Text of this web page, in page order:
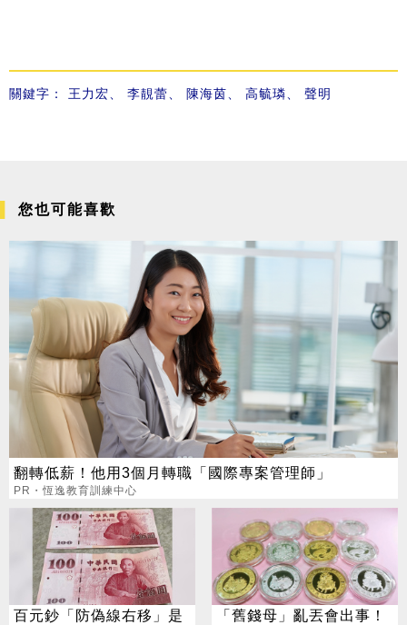
關鍵字： 王力宏 李靚蕾 陳海茵 高毓璘 聲明
您也可能喜歡
翻轉低薪！他用3個月轉職「國際專案管理師」
PR・恆逸教育訓練中心
百元鈔「防偽線右移」是
「舊錢母」亂丟會出事！